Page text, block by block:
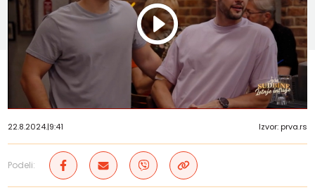
Play
22.8.2024.|9:41 Izvor: prva.rs
Podeli: